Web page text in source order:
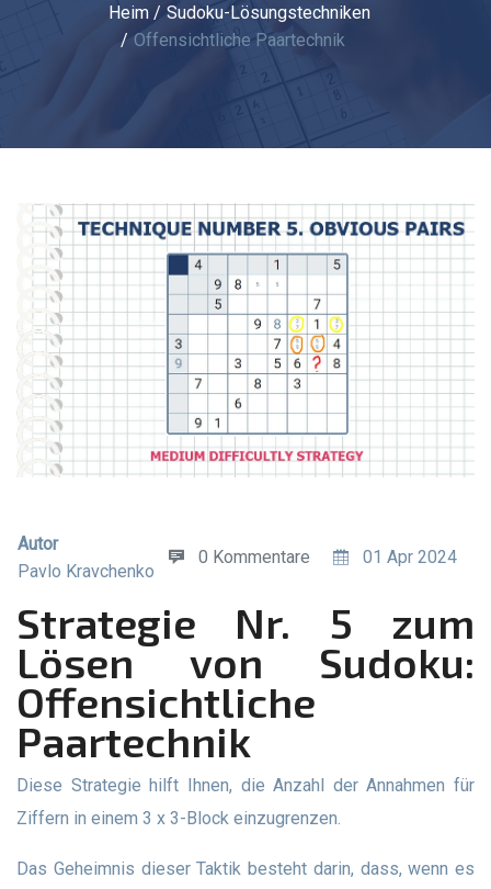
Heim
Sudoku-Lösungstechniken
Offensichtliche Paartechnik
Autor
Pavlo Kravchenko
0 Kommentare 01 Apr 2024
Strategie Nr. 5 zum
Lösen von Sudoku:
Offensichtliche
Paartechnik
Diese Strategie hilft Ihnen, die Anzahl der Annahmen für
Ziffern in einem 3 x 3-Block einzugrenzen.
Das Geheimnis dieser Taktik besteht darin, dass, wenn es